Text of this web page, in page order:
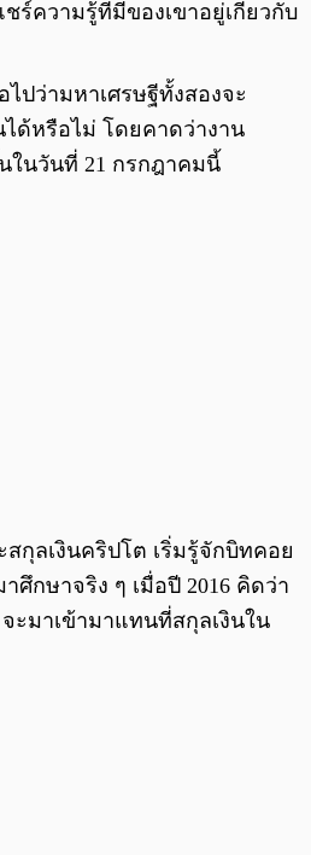
ร์ความรู้ที่มีของเขาอยู่เกี่ยวกับ
ปว่ามหาเศรษฐีทั้งสองจะ
ด้หรือไม่ โดยคาดว่างาน
ในวันที่ 21 กรกฎาคมนี้
กุลเงินคริปโต เริ่มรู้จักบิทคอย
ศึกษาจริง ๆ เมื่อปี 2016 คิดว่า
ะมาเข้ามาแทนที่สกุลเงินใน